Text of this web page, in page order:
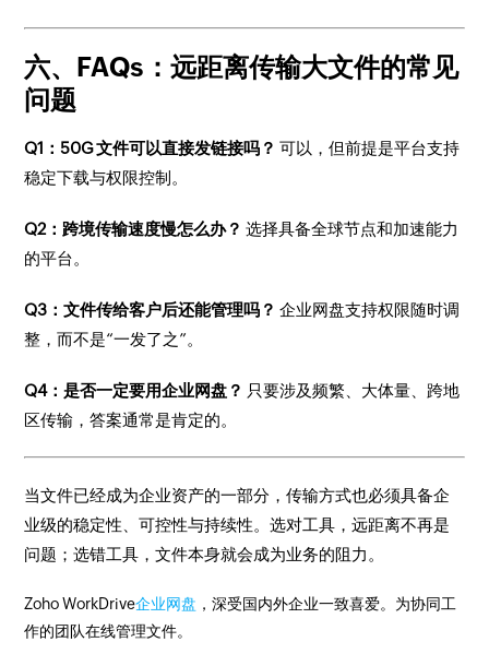
六、FAQs：远距离传输大文件的常见
问题
Q1：50G 文件可以直接发链接吗？可以，但前提是平台支持
稳定下载与权限控制。
Q2：跨境传输速度慢怎么办？ 选择具备全球节点和加速能力
的平台。
Q3：文件传给客户后还能管理吗？ 企业网盘支持权限随时调
整，而不是“一发了之”。
Q4：是否一定要用企业网盘？ 只要涉及频繁、大体量、跨地
区传输，答案通常是肯定的。
当文件已经成为企业资产的一部分，传输方式也必须具备企
业级的稳定性、可控性与持续性。选对工具，远距离不再是
问题；选错工具，文件本身就会成为业务的阻力。
Zoho WorkDrive企业网盘 ，深受国内外企业一致喜爱。为协同工
作的团队在线管理文件。